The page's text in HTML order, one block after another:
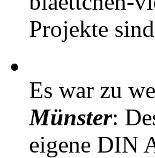
Projekte
Es war zu
Münster:
eigene DIN